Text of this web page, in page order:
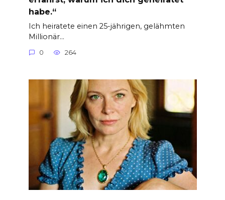
habe.“
Ich heiratete einen 25-jährigen, gelähmten
Millionär…
0 264